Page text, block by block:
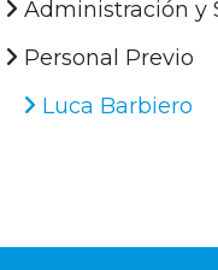
Administración y
Personal Previo
Luca Barbiero